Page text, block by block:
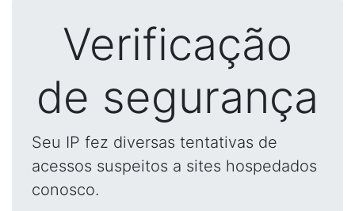
Verificação
de segurança
Seu IP fez diversas tentativas de
acessos suspeitos a sites hospedados
conosco.